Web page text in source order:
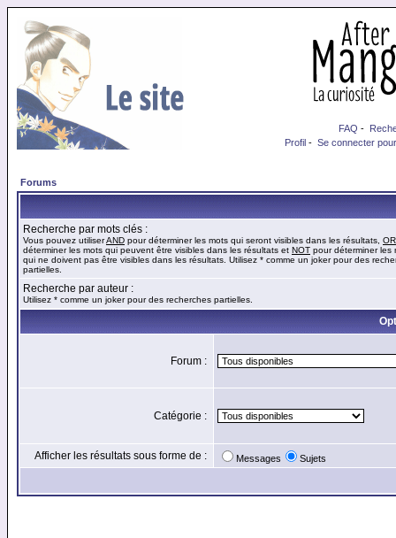
FAQ -
Profil - Se connecter
Forums
Recherche par mots clés :
Vous pouvez utiliserAND pour déterminer les mots qui seront visibles dans les résultats, OR
déterminer les mots qui peuvent être visibles dans les résultats et NOT pour déterminer les
qui ne doivent pas être visibles dans les résultats. Utilisez * comme un joker pour des
partielles.
Recherche par auteur :
Utilisez * comme un joker pour des recherches partielles.
Forum :
Catégorie :
Afficher les résultats sous forme de : Messages Sujets